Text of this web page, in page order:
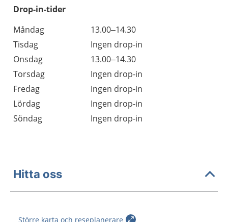
Drop-in-tider
Måndag
13.00–14.30
Tisdag
Ingen drop-in
Onsdag
13.00–14.30
Torsdag
Ingen drop-in
Fredag
Ingen drop-in
Lördag
Ingen drop-in
Söndag
Ingen drop-in
Hitta oss
Större karta och reseplanerare